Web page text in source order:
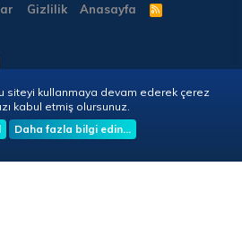
Gizlilik Anasayfa
R
S
- Tüm Hakları Saklıdır!
siteyi kullanmaya devam ederek çerez
kabul etmiş olursunuz.
Daha fazla bilgi edin…